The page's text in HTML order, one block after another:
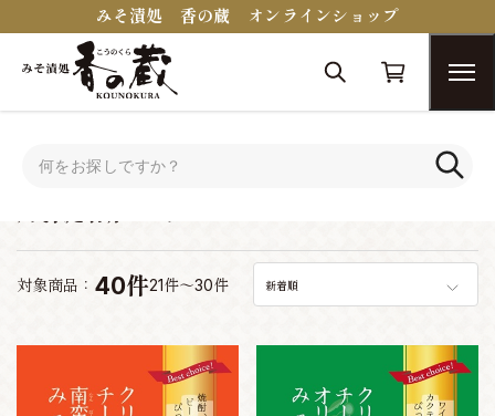
みそ漬処 香の蔵 オンラインショップ
対象商品： 40件21件～30件 新着順